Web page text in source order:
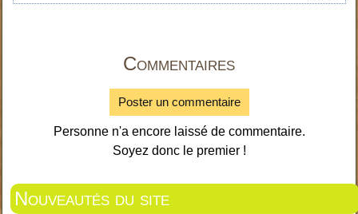
Commentaires
Poster un commentaire
Personne n'a encore laissé de commentaire.
Soyez donc le premier !
Nouveautés du site